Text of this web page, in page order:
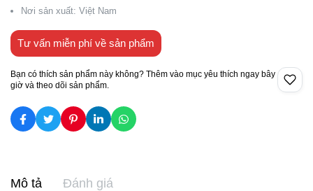
Nơi sản xuất: Việt Nam
Tư vấn miễn phí về sản phẩm
Bạn có thích sản phẩm này không? Thêm vào mục yêu thích ngay bây
giờ và theo dõi sản phẩm.
Mô tả Đánh giá